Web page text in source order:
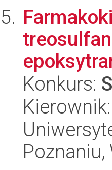
Konkurs:
Poznaniu,